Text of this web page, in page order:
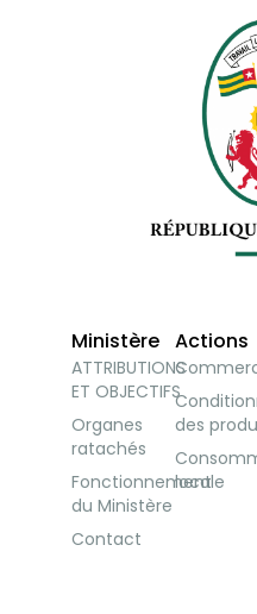
Ministère
ATTRIBUTIONS
ET OBJECTIFS
Organes
ratachés
Fonctionnement
du Ministère
Contact
Actions
des
locale